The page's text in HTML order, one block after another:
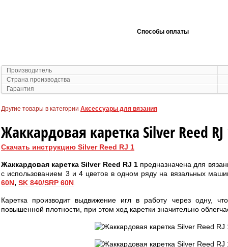
Способы оплаты
Производитель
Страна производства
Гарантия
Другие товары в категории Аксессуары для вязания
Жаккардовая каретка Silver Reed RJ
Скачать инструкцию Silver Reed RJ 1
Жаккардовая каретка Silver Reed RJ 1 предназначена для
с использованием 3 и 4 цветов в одном ряду на вязальных
60N, SK 840/SRP 60N
Каретка производит выдвижение игл в работу через одну,
повышенной плотности, при этом ход каретки значительно